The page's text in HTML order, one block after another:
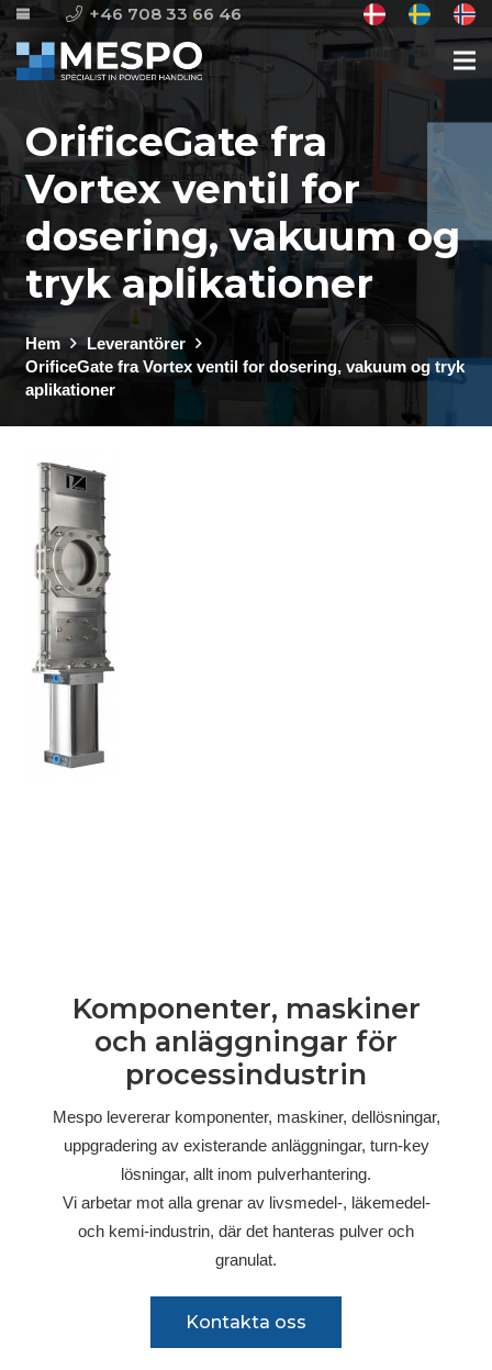
+46 708 33 66 46
OrificeGate fra
Vortex ventil for
dosering, vakuum og
tryk aplikationer
Hem
Leverantörer
OrificeGate fra Vortex ventil for dosering, vakuum og tryk
aplikationer
Komponenter, maskiner
och anläggningar för
processindustrin
Mespo levererar komponenter, maskiner, dellösningar,
uppgradering av existerande anläggningar, turn-key
lösningar, allt inom pulverhantering.
Vi arbetar mot alla grenar av livsmedel-, läkemedel-
och kemi-industrin, där det hanteras pulver och
granulat.
Kontakta oss